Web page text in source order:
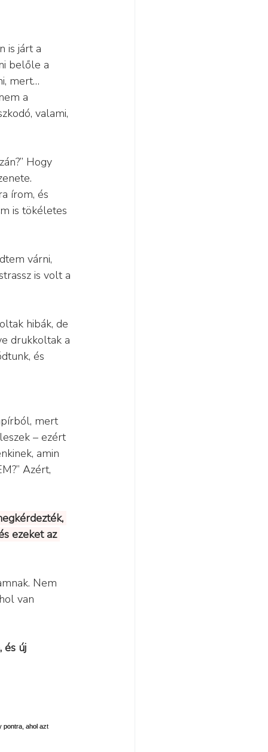
is járt a
belőle a
mert…
a
valami,
Hogy
írom, és
is tökéletes
várni,
is volt a
hibák, de
drukkoltak a
és
mert
– ezért
amin
Azért,
ezeket az
Nem
van
és új